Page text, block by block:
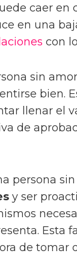
caer en
en una
con
sin
bien.
llenar el
de
persona
y ser
Esta
de tomar